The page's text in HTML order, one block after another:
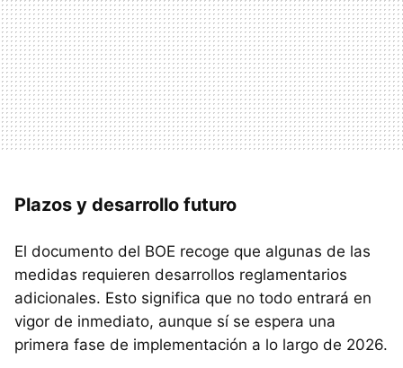
Plazos y desarrollo futuro
El documento del BOE recoge que algunas de las
medidas requieren desarrollos reglamentarios
adicionales. Esto significa que no todo entrará en
vigor de inmediato, aunque sí se espera una
primera fase de implementación a lo largo de 2026.